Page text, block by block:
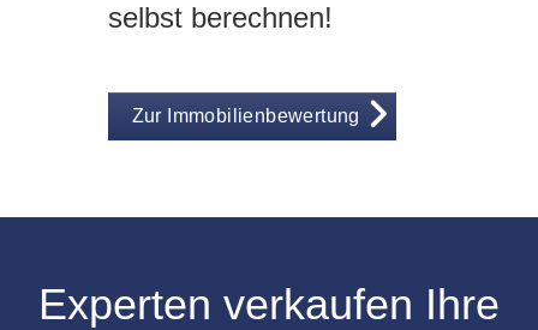
selbst berechnen!
Zur Immobilienbewertung
Experten verkaufen Ihre